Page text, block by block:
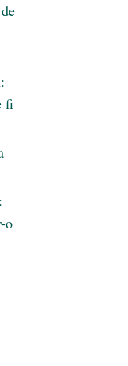
fi
o